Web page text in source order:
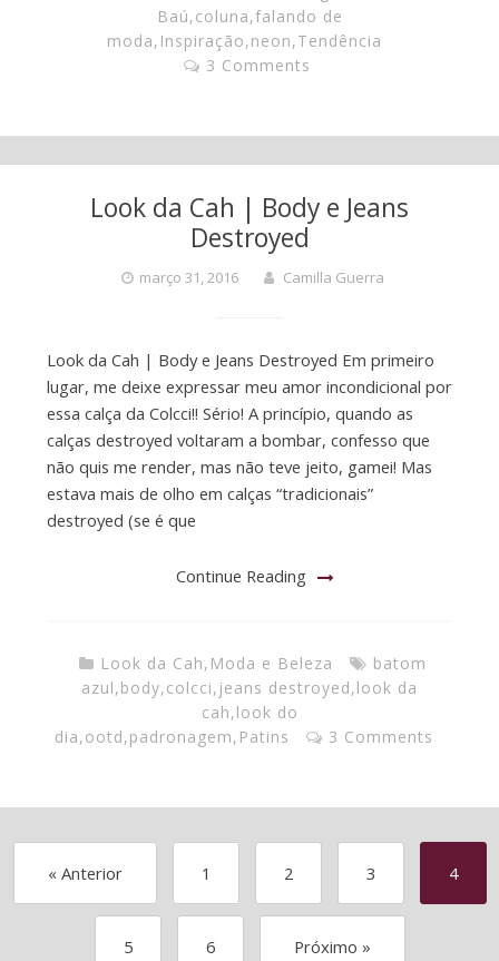
Baú,coluna,falando de
moda, Inspiração,neon,Tendência
3 Comments
Look da Cah | Body e Jeans
Destroyed
março 31, 2016 Camilla Guerra
Look da Cah | Body e Jeans Destroyed Em primeiro
lugar, me deixe expressar meu amor incondicional por
essa calça da Colcci!! Sério! A princípio, quando as
calças destroyed voltaram a bombar, confesso que
não quis me render, mas não teve jeito, gamei! Mas
estava mais de olho em calças “tradicionais”
destroyed (se é que
Continue Reading
Look da Cah, Moda e Beleza
batom
azul,body,colcci, jeans destroyed,look da
cah,look do
dia,ootd,padronagem, Patins 3 Comments
« Anterior 1 2 3 4
5 6 Próximo »